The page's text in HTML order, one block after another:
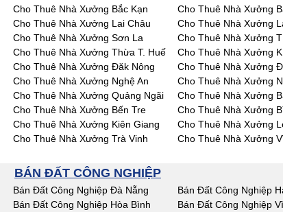
Cho Thuê Nhà Xưởng Bắc Kạn Cho Thuê Nhà Xưởng
Cho Thuê Nhà Xưởng Lai Châu Cho Thuê Nhà Xưởng
Cho Thuê Nhà Xưởng Sơn La Cho Thuê Nhà Xưởng
Cho Thuê Nhà Xưởng Thừa T. Huế Cho Thuê Nhà Xưởng
Cho Thuê Nhà Xưởng Đăk Nông Cho Thuê Nhà Xưởng
Cho Thuê Nhà Xưởng Nghệ An Cho Thuê Nhà Xưởng
Cho Thuê Nhà Xưởng Quảng Ngãi Cho Thuê Nhà Xưởng
Cho Thuê Nhà Xưởng Bến Tre Cho Thuê Nhà Xưởng
Cho Thuê Nhà Xưởng Kiên Giang Cho Thuê Nhà Xưởng
Cho Thuê Nhà Xưởng Trà Vinh Cho Thuê Nhà Xưởng
BÁN ĐẤT CÔNG NGHIỆP
Bán Đất Công Nghiệp Đà Nẵng Bán Đất Công Nghiệp
Bán Đất Công Nghiệp Hòa Bình Bán Đất Công Nghiệp